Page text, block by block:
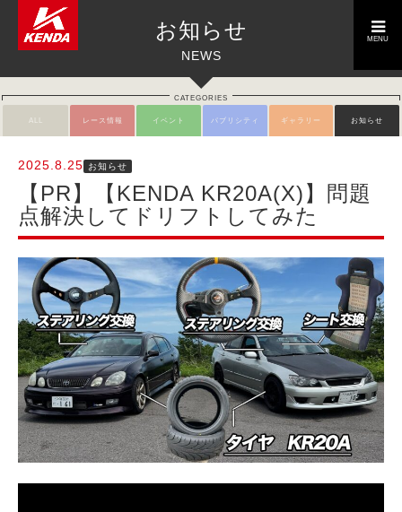
toggle
navigation
MENU
お知らせ
NEWS
CATEGORIES
ALL レース情報 イベント パブリシティ ギャラリー お知らせ
2025.8.25 お知らせ
【PR】【KENDA KR20A(X)】問題
点解決してドリフトしてみた